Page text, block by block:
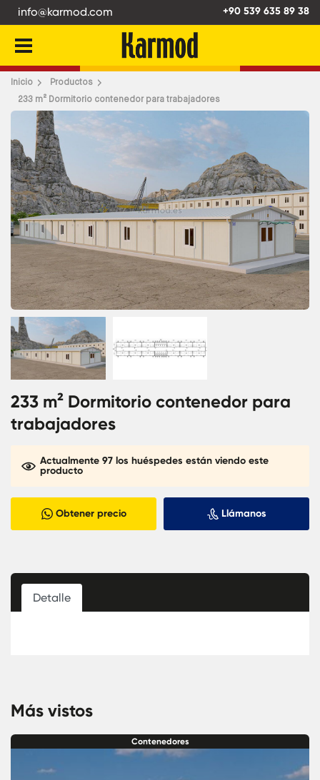
info@karmod.com +90 539 635 89 38
Inicio
Productos
233 m² Dormitorio contenedor para trabajadores
233 m² Dormitorio contenedor para
trabajadores
Actualmente 97 los huéspedes están viendo este
producto
Obtener precio Llámanos
Detalle
Más vistos
Contenedores